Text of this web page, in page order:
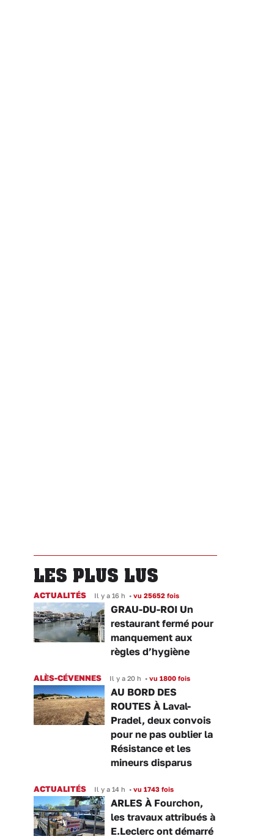
LES PLUS LUS
ACTUALITÉS Il y a 16 h • vu 25652 fois
GRAU-DU-ROI Un
restaurant fermé pour
manquement aux
règles d’hygiène
ALÈS-CÉVENNES Il y a 20 h • vu 1800 fois
AU BORD DES
ROUTES À Laval-
Pradel, deux convois
pour ne pas oublier la
Résistance et les
mineurs disparus
ACTUALITÉS Il y a 14 h • vu 1743 fois
ARLES À Fourchon,
les travaux attribués à
E.Leclerc ont démarré